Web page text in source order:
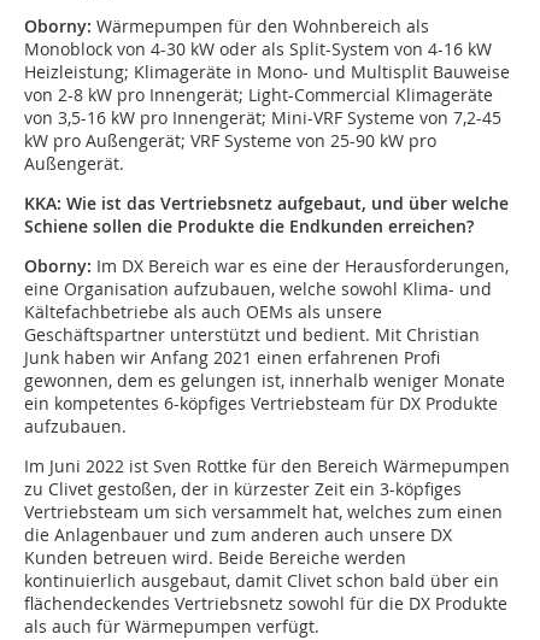
Oborny: Wärmepumpen für den Wohnbereich als
Monoblock von 4-30 kW oder als Split-System von 4-16 kW
Heizleistung; ­Klimageräte in Mono- und Multisplit Bauweise
von 2-8 kW pro Innengerät; Light-Commercial Klimageräte
von 3,5-16 kW pro Innengerät; Mini-VRF Systeme von 7,2-45
kW pro Außengerät; VRF Systeme von 25-90 kW pro
Außengerät.
KKA: Wie ist das Vertriebsnetz aufgebaut, und über welche
Schiene sollen die Produkte die Endkunden erreichen?
Oborny: Im DX Bereich war es eine der Herausforderungen,
eine Organisation ­aufzubauen, welche sowohl Klima- und
Kältefachbetriebe als auch OEMs als unsere
Geschäftspartner unterstützt und bedient. Mit Christian
Junk haben wir Anfang 2021 einen erfahrenen Profi
gewonnen, dem es gelungen ist, innerhalb weniger Monate
ein kompetentes 6-köpfiges Vertriebsteam für DX Produkte
aufzubauen.
Im Juni 2022 ist Sven Rottke für den Bereich Wärmepumpen
zu Clivet gestoßen, der in kürzester Zeit ein 3-köpfiges
Vertriebsteam um sich versammelt hat, welches zum einen
die Anlagenbauer und zum anderen auch unsere DX
Kunden betreuen wird. Beide Bereiche werden
kontinuierlich ausgebaut, damit Clivet schon bald über ein
flächendeckendes Vertriebsnetz sowohl für die DX Produkte
als auch für Wärmepumpen verfügt.